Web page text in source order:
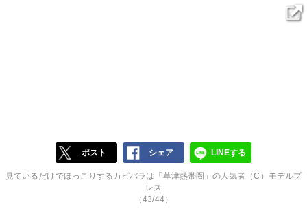
ポスト シェア LINEする
見ているだけでほっこりするカピバラは「草津熱帯圏」の人気者（C）モデルプ
レス
（43/44）